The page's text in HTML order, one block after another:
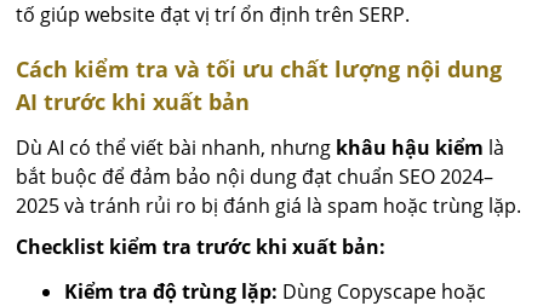
tố giúp website đạt vị trí ổn định trên SERP.
Cách kiểm tra và tối ưu chất lượng nội dung
AI trước khi xuất bản
Dù AI có thể viết bài nhanh, nhưng khâu hậu kiểm là
bắt buộc để đảm bảo nội dung đạt chuẩn SEO 2024–
2025 và tránh rủi ro bị đánh giá là spam hoặc trùng lặp.
Checklist kiểm tra trước khi xuất bản:
Kiểm tra độ trùng lặp: Dùng Copyscape hoặc